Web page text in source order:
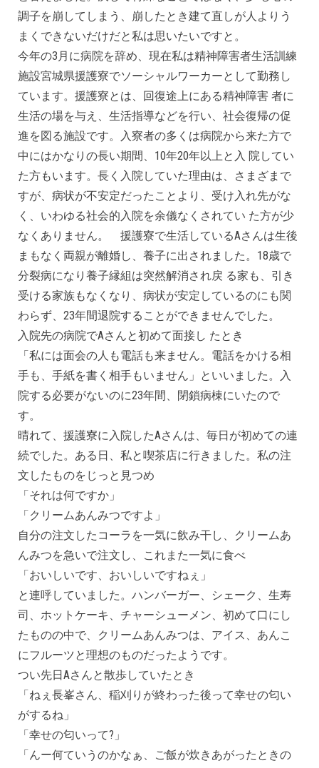
調子を崩してしまう、崩したとき建て直しが人よりう
まくできないだけだと私は思いたいですと。
今年の3月に病院を辞め、現在私は精神障害者生活訓練
施設宮城県援護寮でソーシャルワーカーとして勤務し
ています。援護寮とは、回復途上にある精神障害 者に
生活の場を与え、生活指導などを行い、社会復帰の促
進を図る施設です。入寮者の多くは病院から来た方で
中にはかなりの長い期間、10年20年以上と入 院してい
た方もいます。長く入院していた理由は、さまざまで
すが、病状が不安定だったことより、受け入れ先がな
く、いわゆる社会的入院を余儀なくされてい た方が少
なくありません。 援護寮で生活しているAさんは生後
まもなく両親が離婚し、養子に出されました。18歳で
分裂病になり養子縁組は突然解消され戻 る家も、引き
受ける家族もなくなり、病状が安定しているのにも関
わらず、23年間退院することができませんでした。
入院先の病院でAさんと初めて面接し たとき
「私には面会の人も電話も来ません。電話をかける相
手も、手紙を書く相手もいません」といいました。入
院する必要がないのに23年間、閉鎖病棟にいたので
す。
晴れて、援護寮に入院したAさんは、毎日が初めての連
続でした。ある日、私と喫茶店に行きました。私の注
文したものをじっと見つめ
「それは何ですか」
「クリームあんみつですよ」
自分の注文したコーラを一気に飲み干し、クリームあ
んみつを急いで注文し、これまた一気に食べ
「おいしいです、おいしいですねぇ」
と連呼していました。ハンバーガー、シェーク、生寿
司、ホットケーキ、チャーシューメン、初めて口にし
たものの中で、クリームあんみつは、アイス、あんこ
にフルーツと理想のものだったようです。
つい先日Aさんと散歩していたとき
「ねぇ長峯さん、稲刈りが終わった後って幸せの匂い
がするね」
「幸せの匂いって?」
「んー何ていうのかなぁ、ご飯が炊きあがったときの